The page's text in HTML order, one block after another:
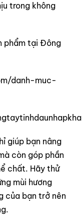
trong không
phẩm tại Đông
danh-muc-
giúp bạn nâng
còn góp phần
chất. Hãy thử
mùi hương
của bạn trở nên